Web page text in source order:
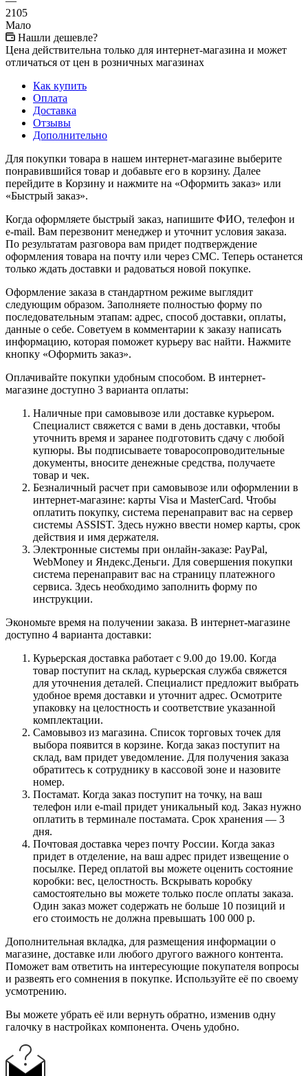
2105
Мало
Нашли дешевле?
Цена действительна только для интернет-магазина и может
отличаться от цен в розничных магазинах
Как купить
Оплата
Доставка
Отзывы
Дополнительно
Для покупки товара в нашем интернет-магазине выберите
понравившийся товар и добавьте его в корзину. Далее
перейдите в Корзину и нажмите на «Оформить заказ» или
«Быстрый заказ».
Когда оформляете быстрый заказ, напишите ФИО, телефон и
e-mail. Вам перезвонит менеджер и уточнит условия заказа.
По результатам разговора вам придет подтверждение
оформления товара на почту или через СМС. Теперь останется
только ждать доставки и радоваться новой покупке.
Оформление заказа в стандартном режиме выглядит
следующим образом. Заполняете полностью форму по
последовательным этапам: адрес, способ доставки, оплаты,
данные о себе. Советуем в комментарии к заказу написать
информацию, которая поможет курьеру вас найти. Нажмите
кнопку «Оформить заказ».
Оплачивайте покупки удобным способом. В интернет-
магазине доступно 3 варианта оплаты:
Наличные при самовывозе или доставке курьером.
Специалист свяжется с вами в день доставки, чтобы
уточнить время и заранее подготовить сдачу с любой
купюры. Вы подписываете товаросопроводительные
документы, вносите денежные средства, получаете
товар и чек.
Безналичный расчет при самовывозе или оформлении в
интернет-магазине: карты Visa и MasterCard. Чтобы
оплатить покупку, система перенаправит вас на сервер
системы ASSIST. Здесь нужно ввести номер карты, срок
действия и имя держателя.
Электронные системы при онлайн-заказе: PayPal,
WebMoney и Яндекс.Деньги. Для совершения покупки
система перенаправит вас на страницу платежного
сервиса. Здесь необходимо заполнить форму по
инструкции.
Экономьте время на получении заказа. В интернет-магазине
доступно 4 варианта доставки:
Курьерская доставка работает с 9.00 до 19.00. Когда
товар поступит на склад, курьерская служба свяжется
для уточнения деталей. Специалист предложит выбрать
удобное время доставки и уточнит адрес. Осмотрите
упаковку на целостность и соответствие указанной
комплектации.
Самовывоз из магазина. Список торговых точек для
выбора появится в корзине. Когда заказ поступит на
склад, вам придет уведомление. Для получения заказа
обратитесь к сотруднику в кассовой зоне и назовите
номер.
Постамат. Когда заказ поступит на точку, на ваш
телефон или e-mail придет уникальный код. Заказ нужно
оплатить в терминале постамата. Срок хранения — 3
дня.
Почтовая доставка через почту России. Когда заказ
придет в отделение, на ваш адрес придет извещение о
посылке. Перед оплатой вы можете оценить состояние
коробки: вес, целостность. Вскрывать коробку
самостоятельно вы можете только после оплаты заказа.
Один заказ может содержать не больше 10 позиций и
его стоимость не должна превышать 100 000 р.
Дополнительная вкладка, для размещения информации о
магазине, доставке или любого другого важного контента.
Поможет вам ответить на интересующие покупателя вопросы
и развеять его сомнения в покупке. Используйте её по своему
усмотрению.
Вы можете убрать её или вернуть обратно, изменив одну
галочку в настройках компонента. Очень удобно.